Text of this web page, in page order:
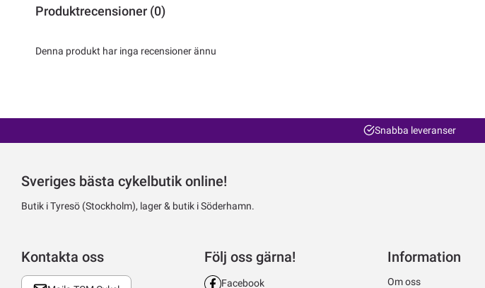
Produktrecensioner (0)
Denna produkt har inga recensioner ännu
Snabba leveranser
Sveriges bästa cykelbutik online!
Butik i Tyresö (Stockholm), lager & butik i Söderhamn.
Kontakta oss Följ oss gärna!
Facebook
Information
Om oss